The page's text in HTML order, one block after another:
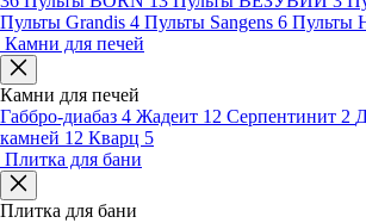
Пульты Grandis 4 Пульты Sangens 6 Пульты
Камни для печей
Камни для печей
Габбро-диабаз 4 Жадеит 12 Серпентинит 2
камней 12 Кварц 5
Плитка для бани
Плитка для бани